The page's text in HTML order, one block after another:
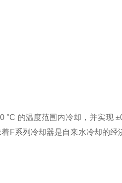
的温度范围内冷却，并实现
F系列冷却器是自来水冷却的经